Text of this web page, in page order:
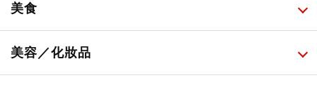
美食
所有
美容／化妝品